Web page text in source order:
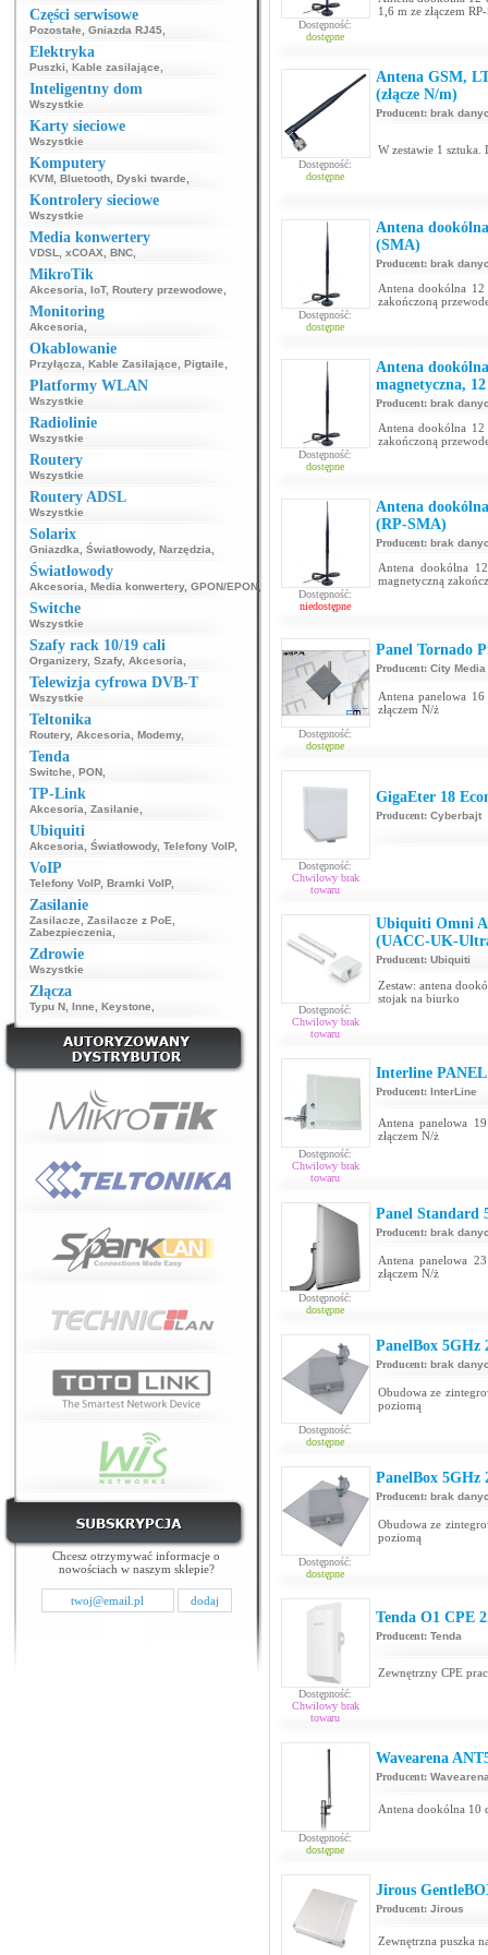
Części serwisowe
Pozostałe Gniazda RJ45
Elektryka
Puszki Kable zasilające
Inteligentny dom
Wszystkie
Karty sieciowe
Wszystkie
Komputery
KVM Bluetooth Dyski twarde
Kontrolery sieciowe
Wszystkie
Media konwertery
VDSL xCOAX BNC
MikroTik
Akcesoria IoT, Routery przewodowe
Monitoring
Akcesoria
Okablowanie
Przyłącza Kable Zasilające Pigtaile
Platformy WLAN
Wszystkie
Radiolinie
Wszystkie
Routery
Wszystkie
Routery ADSL
Wszystkie
Solarix
Gniazdka Światłowody, Narzędzia
Światłowody
Akcesoria Media konwertery, GPON/EPON
Switche
Wszystkie
Szafy rack 10/19 cali
Organizery, Szafy, Akcesoria
Telewizja cyfrowa DVB-T
Wszystkie
Teltonika
Routery, Akcesoria Modemy,
Tenda
Switche PON
TP-Link
Akcesoria Zasilanie
Ubiquiti
Akcesoria Światłowody, Telefony VoIP,
VoIP
Telefony VoIP, Bramki VoIP,
Zasilanie
Zasilacze Zasilacze z PoE
Zabezpieczenia
Zdrowie
Wszystkie
Złącza
Typu N Inne Keystone
Chcesz otrzymywać informacje o
nowościach w naszym sklepie?
Dostępność:
dostępne
1,6 m ze złączem
Dostępność:
dostępne
Antena GSM,
(złącze N/m)
Producent: brak
W zestawie 1 sztuka.
Dostępność:
dostępne
Antena
(SMA)
Producent: brak
Antena dookólna
zakończoną
Dostępność:
dostępne
Antena
magnetyczna,
Producent: brak
Antena dookólna
zakończoną
Dostępność:
niedostępne
Antena
(RP-SMA)
Producent: brak
Antena dookólna
magnetyczną
Dostępność:
dostępne
Panel Tornado
Producent: City Media
Antena panelowa
złączem N/ż
Dostępność:
Chwilowy brak
towaru
GigaEter 18
Producent: Cyberbajt
Dostępność:
Chwilowy brak
towaru
Ubiquiti Omni
(UACC-UK-
Producent: Ubiquiti
Zestaw: antena
stojak na biurko
Dostępność:
Chwilowy brak
towaru
Interline PANEL
Producent: InterLine
Antena panelowa
złączem N/ż
Dostępność:
dostępne
Panel Standard
Producent: brak
Antena panelowa
złączem N/ż
Dostępność:
dostępne
PanelBox 5GHz
Producent: brak
Obudowa ze
poziomą
Dostępność:
dostępne
PanelBox 5GHz
Producent: brak
Obudowa ze
poziomą
Dostępność:
Chwilowy brak
towaru
Tenda O1 CPE
Producent: Tenda
Zewnętrzny CPE
Dostępność:
dostępne
Wavearena
Producent:
Antena dookólna 10
Jirous
Producent: Jirous
Zewnętrzna puszka